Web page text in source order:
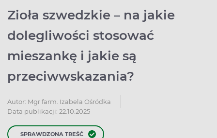
Zioła szwedzkie – na jakie
dolegliwości stosować
mieszankę i jakie są
przeciwwskazania?
Autor: Mgr farm. Izabela Ośródka
Data publikacji: 22.10.2025
SPRAWDZONA TREŚĆ